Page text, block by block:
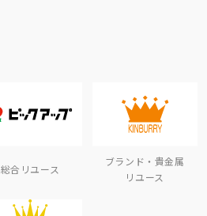
総合リユース
ブランド・貴金属
リユース